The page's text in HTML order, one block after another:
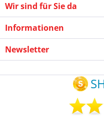
Wir sind für Sie da
Informationen
Newsletter